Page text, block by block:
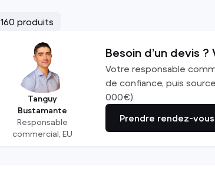
Ecrans PC
Ecrans Apple
TV
voir tout
Chargeurs
Souris
Claviers
voir tout
160 produits
Tanguy
Bustamante
Responsable
commercial, EU
Besoin d’un devis
Votre responsable
de confiance, puis
000€).
Prendre rendez-